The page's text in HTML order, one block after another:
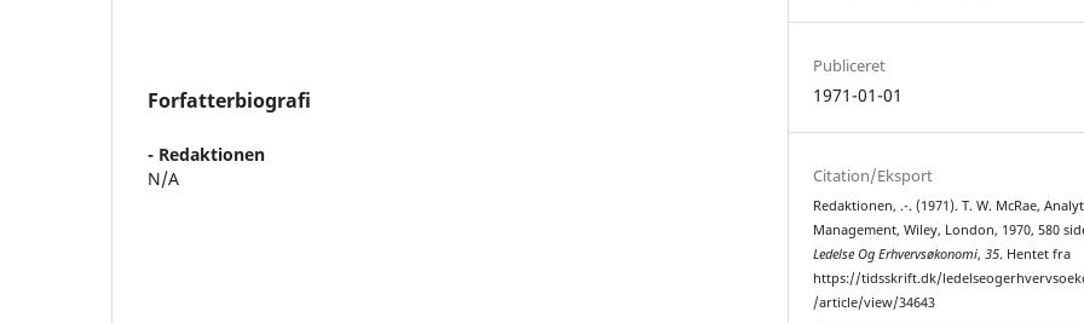
Forfatterbiografi
- Redaktionen
N/A
Publiceret
1971-01-01
Citation/Eksport
Redaktionen, .-. (1971). T. W. McRae,
Management, Wiley, London, 1970, 580
Ledelse Og Erhvervsøkonomi,35. Hentet fra
https://tidsskrift.dk/
/article/view/34643